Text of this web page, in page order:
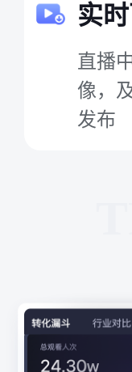
实
直播
像，
发布